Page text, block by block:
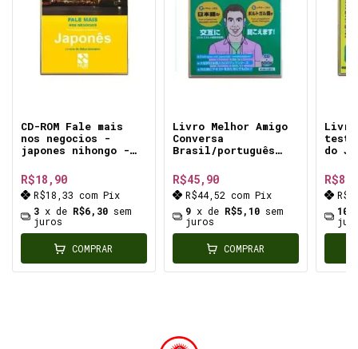
CD-ROM Fale mais
nos negocios -
japones nihongo -
voltados para a
pessoa de negócios
R$18,90
R$18,33 com Pix
3 x de R$6,30 sem
juros
COMPRAR
Livro Melhor Amigo
Conversa
Brasil/português
usado- conversaçao
basica
R$45,90
R$44,52com Pix
9 x de R$5,10 sem
juros
COMPRAR
do
10